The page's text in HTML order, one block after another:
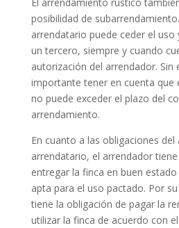
posibilidad de
arrendatario puede ceder el
un tercero, siempre y cuando
autorización del arrendador. Sin
importante tener en cuenta que
no puede exceder el plazo del
arrendamiento.
En cuanto a las obligaciones del
arrendatario, el arrendador
entregar la finca en buen
apta para el uso pactado. Por
tiene la obligación de pagar la
utilizar la finca de acuerdo con